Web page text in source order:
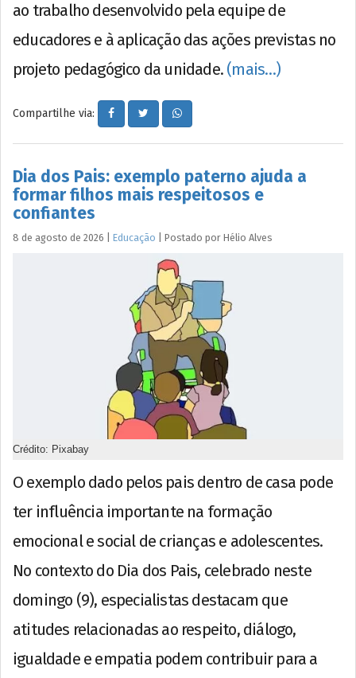
ao trabalho desenvolvido pela equipe de
educadores e à aplicação das ações previstas no
projeto pedagógico da unidade. (mais…)
Compartilhe via:
Dia dos Pais: exemplo paterno ajuda a
formar filhos mais respeitosos e
confiantes
8 de agosto de 2026 Educação Postado por Hélio Alves
Crédito: Pixabay
O exemplo dado pelos pais dentro de casa pode
ter influência importante na formação
emocional e social de crianças e adolescentes.
No contexto do Dia dos Pais, celebrado neste
domingo (9), especialistas destacam que
atitudes relacionadas ao respeito, diálogo,
igualdade e empatia podem contribuir para a